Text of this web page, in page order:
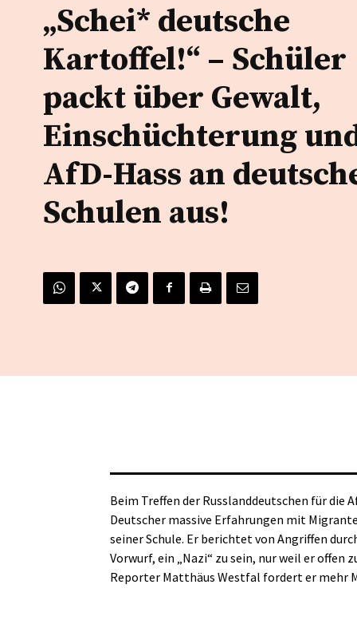
„Schei* deutsche
Kartoffel!“ – Schüler
packt über Gewalt,
Einschüchterung
AfD-Hass an
Schulen aus!
Beim Treffen der Russlanddeutschen für
Deutscher massive Erfahrungen mit
seiner Schule. Er berichtet von Angriffen
Vorwurf, ein „Nazi“ zu sein, nur weil er offen
Reporter Matthäus Westfal fordert er mehr